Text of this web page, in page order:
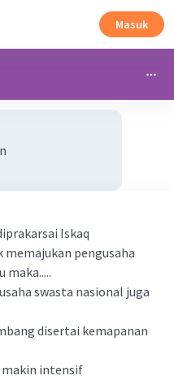
Masuk
Iskaq
pengusaha
maka.....
swasta nasional juga
disertai kemapanan
intensif